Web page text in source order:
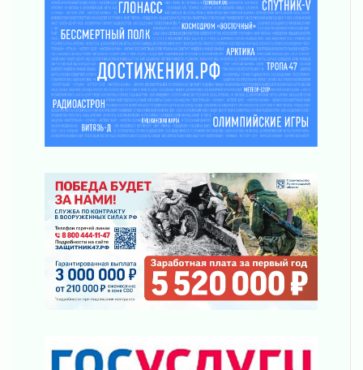
Ленобласть отметила заслуги жителей перед
регионом и страной
02 августа 2026
Ладога — не пруд
02 августа 2026
ПСК через Гослуслуги напомнит жителям
Ленинградской области о неоплаченных
счетах
Пропавшего подростка нашли в Кировском
районе Ленобласти
02 августа 2026
Жителям Ленобласти напомнили, как
действовать при укусе клеща
02 августа 2026
В Ивангороде назвали новых почетных
граждан Ленинградской области
02 августа 2026